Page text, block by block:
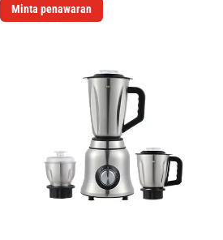
Minta penawaran